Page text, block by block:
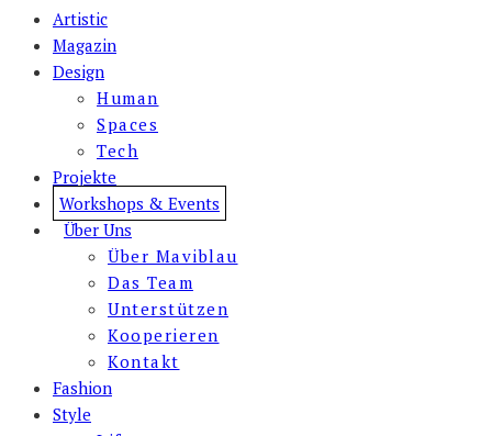
Artistic
Magazin
Design
Human
Spaces
Tech
Projekte
Workshops & Events
Über Uns
Über Maviblau
Das Team
Unterstützen
Kooperieren
Kontakt
Fashion
Style